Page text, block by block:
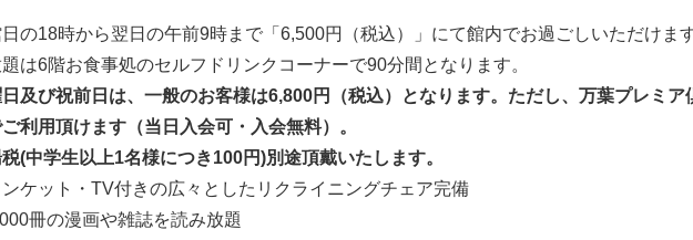
の18時から翌日の午前9時まで「6,500円（税込）」にて館内でお過ごしいただけます
は6階お食事処のセルフドリンクコーナーで90分間となります。
及び祝前日は、一般のお客様は6,800円（税込）となります。 ただし、万葉プレミア
利用頂けます（当日入会可・入会無料）。
(中学生以上1名様につき100円)別途頂戴いたします。
ンケット・TV付きの広々としたリクライニングチェア完備
冊の漫画や雑誌を読み放題